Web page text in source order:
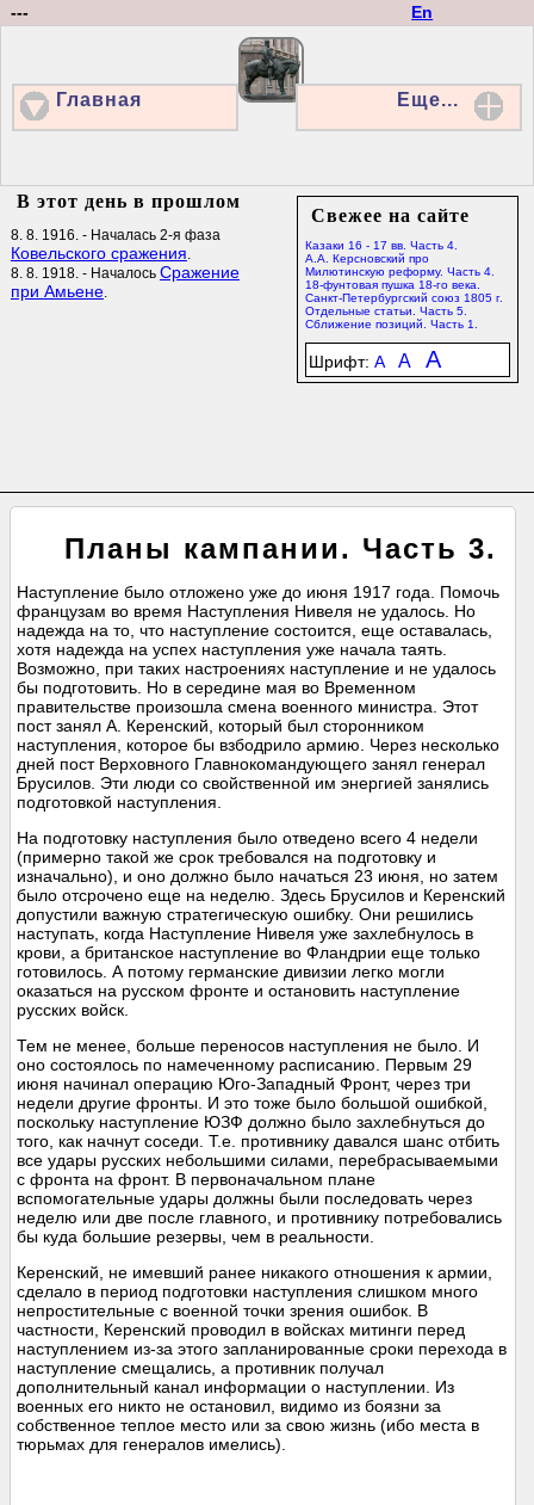
En
---
Главная Еще...
Свежее на сайте
Казаки 16 - 17 вв. Часть 4.
А.А. Керсновский про
Милютинскую реформу. Часть 4.
18-фунтовая пушка 18-го века.
Санкт-Петербургский союз 1805 г.
Отдельные статьи. Часть 5.
Сближение позиций. Часть 1.
Шрифт: A A A
В этот день в прошлом
8. 8. 1916. - Началась 2-я фаза
Ковельского сражения.
8. 8. 1918. - Началось Сражение
при Амьене.
Планы кампании. Часть 3.
Наступление было отложено уже до июня 1917 года. Помочь
французам во время Наступления Нивеля не удалось. Но
надежда на то, что наступление состоится, еще оставалась,
хотя надежда на успех наступления уже начала таять.
Возможно, при таких настроениях наступление и не удалось
бы подготовить. Но в середине мая во Временном
правительстве произошла смена военного министра. Этот
пост занял А. Керенский, который был сторонником
наступления, которое бы взбодрило армию. Через несколько
дней пост Верховного Главнокомандующего занял генерал
Брусилов. Эти люди со свойственной им энергией занялись
подготовкой наступления.
На подготовку наступления было отведено всего 4 недели
(примерно такой же срок требовался на подготовку и
изначально), и оно должно было начаться 23 июня, но затем
было отсрочено еще на неделю. Здесь Брусилов и Керенский
допустили важную стратегическую ошибку. Они решились
наступать, когда Наступление Нивеля уже захлебнулось в
крови, а британское наступление во Фландрии еще только
готовилось. А потому германские дивизии легко могли
оказаться на русском фронте и остановить наступление
русских войск.
Тем не менее, больше переносов наступления не было. И
оно состоялось по намеченному расписанию. Первым 29
июня начинал операцию Юго-Западный Фронт, через три
недели другие фронты. И это тоже было большой ошибкой,
поскольку наступление ЮЗФ должно было захлебнуться до
того, как начнут соседи. Т.е. противнику давался шанс отбить
все удары русских небольшими силами, перебрасываемыми
с фронта на фронт. В первоначальном плане
вспомогательные удары должны были последовать через
неделю или две после главного, и противнику потребовались
бы куда большие резервы, чем в реальности.
Керенский, не имевший ранее никакого отношения к армии,
сделало в период подготовки наступления слишком много
непростительные с военной точки зрения ошибок. В
частности, Керенский проводил в войсках митинги перед
наступлением из-за этого запланированные сроки перехода в
наступление смещались, а противник получал
дополнительный канал информации о наступлении. Из
военных его никто не остановил, видимо из боязни за
собственное теплое место или за свою жизнь (ибо места в
тюрьмах для генералов имелись).